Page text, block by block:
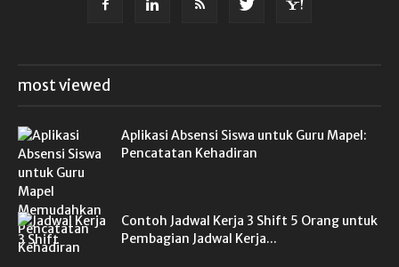
most viewed
Aplikasi Absensi Siswa untuk Guru Mapel:
Pencatatan Kehadiran
Contoh Jadwal Kerja 3 Shift 5 Orang untuk
Pembagian Jadwal Kerja...